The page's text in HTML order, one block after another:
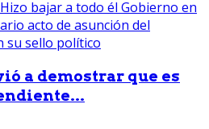
a demostrar que es